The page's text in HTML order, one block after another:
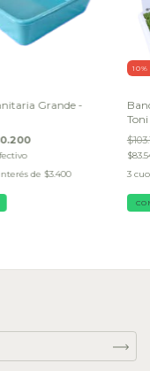
Grande -
de $3.400
10%
3